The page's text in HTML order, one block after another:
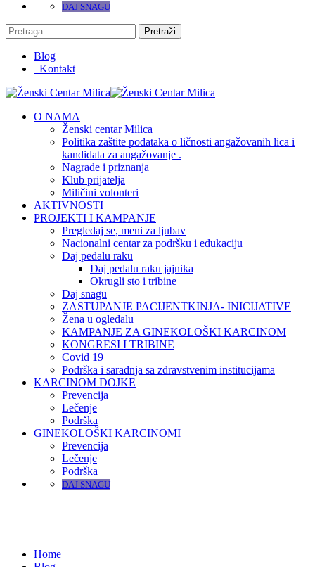
DAJ SNAGU
Pretraga
za:
Blog
Kontakt
O NAMA
Ženski centar Milica
Politika zaštite podataka o ličnosti angažovanih lica i
kandidata za angažovanje .
Nagrade i priznanja
Klub prijatelja
Miličini volonteri
AKTIVNOSTI
PROJEKTI I KAMPANJE
Pregledaj se, meni za ljubav
Nacionalni centar za podršku i edukaciju
Daj pedalu raku
Daj pedalu raku jajnika
Okrugli sto i tribine
Daj snagu
ZASTUPANJE PACIJENTKINJA- INICIJATIVE
Žena u ogledalu
KAMPANJE ZA GINEKOLOŠKI KARCINOM
KONGRESI I TRIBINE
Covid 19
Podrška i saradnja sa zdravstvenim institucijama
KARCINOM DOJKE
Prevencija
Lečenje
Podrška
GINEKOLOŠKI KARCINOMI
Prevencija
Lečenje
Podrška
DAJ SNAGU
Home